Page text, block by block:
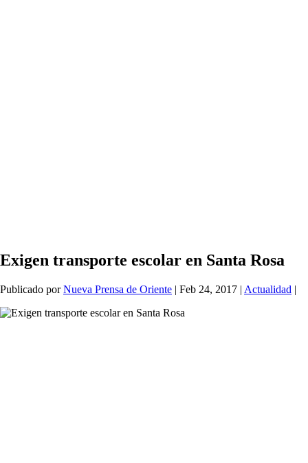
Exigen transporte escolar en Santa Rosa
Publicado porNueva Prensa de Oriente | Feb 24, 2017 | Actualidad |